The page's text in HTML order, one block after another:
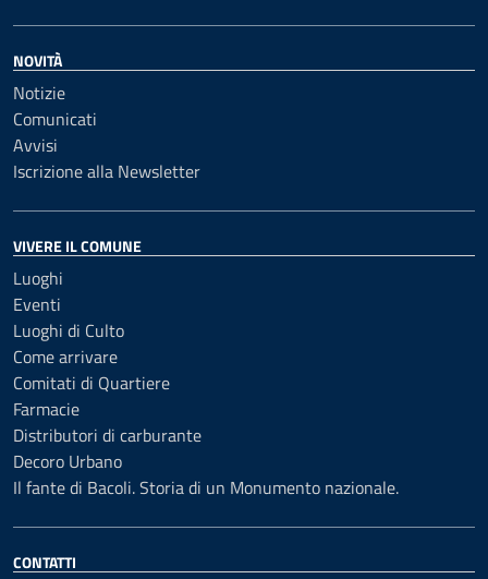
NOVITÀ
Notizie
Comunicati
Avvisi
Iscrizione alla Newsletter
VIVERE IL COMUNE
Luoghi
Eventi
Luoghi di Culto
Come arrivare
Comitati di Quartiere
Farmacie
Distributori di carburante
Decoro Urbano
Il fante di Bacoli. Storia di un Monumento nazionale.
CONTATTI